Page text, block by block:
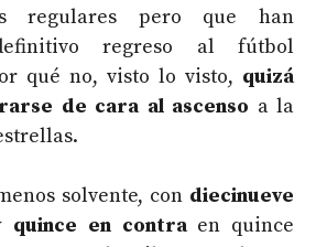
regulares pero que han
regreso al fútbol
qué no, visto lo visto, quizá
de cara al ascenso a la
solvente, con diecinueve
quince en contraen quince